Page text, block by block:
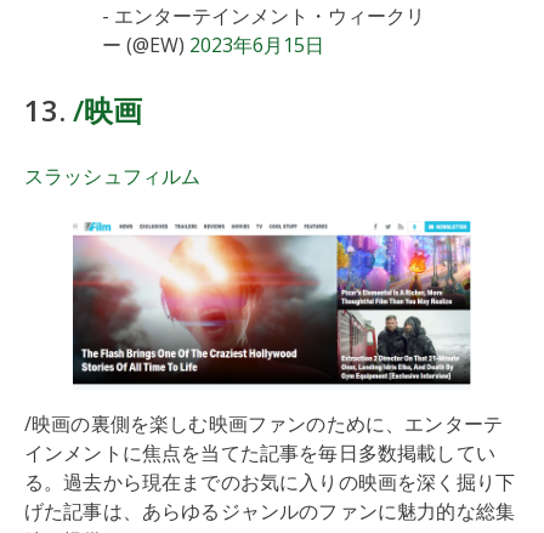
- エンターテインメント・ウィークリ
ー (@EW) 2023年6月15日
13. /映画
スラッシュフィルム
/映画の裏側を楽しむ映画ファンのために、エンターテ
インメントに焦点を当てた記事を毎日多数掲載してい
る。過去から現在までのお気に入りの映画を深く掘り下
げた記事は、あらゆるジャンルのファンに魅力的な総集